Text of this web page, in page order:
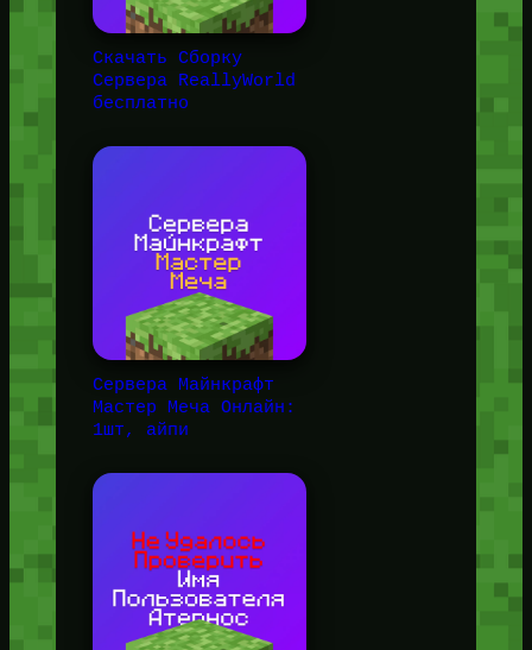
Скачать Сборку
Сервера ReallyWorld
бесплатно
Сервера Майнкрафт
Мастер Меча Онлайн:
1шт, айпи